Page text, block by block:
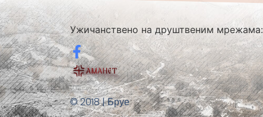
Ужичанствено на друштвеним мрежама:
© 2018 | Бруе